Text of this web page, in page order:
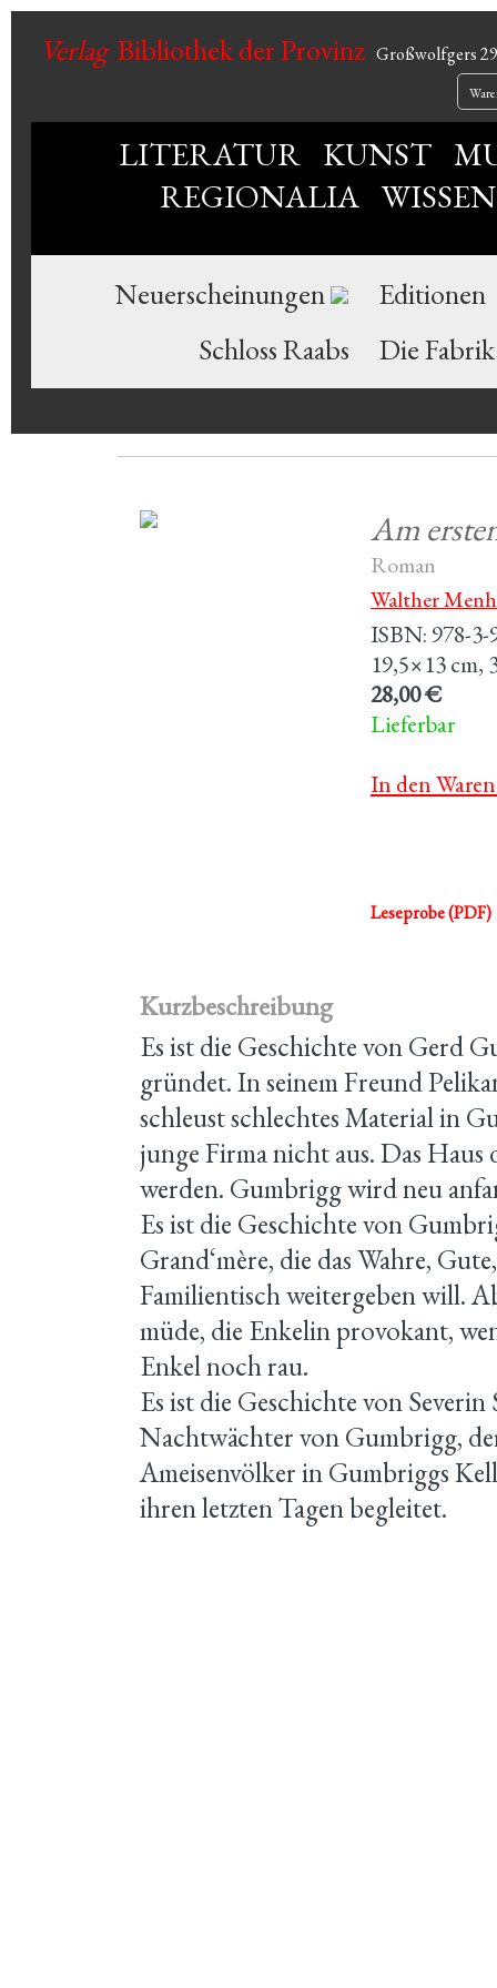
VerlagBibliothek der Provinz Großwolfgers 29
LITERATUR KUNST
REGIONALIA
Neuerscheinungen
Editionen
Schloss Raabs
Die Fabrik
Am
Roman
Walther
ISBN: 978-3-
19,5×13 cm,
28,00 €
Lieferbar
In den
Leseprobe (PDF)
Kurzbeschreibung
Es ist die Geschichte von Gerd
gründet. In seinem Freund
schleust schlechtes Material in
junge Firma nicht aus. Das Haus
werden. Gumbrigg wird neu
Es ist die Geschichte von
Grand‘mère, die das Wahre,
Familientisch weitergeben will.
müde, die Enkelin provokant,
Enkel noch rau.
Es ist die Geschichte von
Nachtwächter von Gumbrigg,
Ameisenvölker in Gumbriggs
ihren letzten Tagen begleitet.